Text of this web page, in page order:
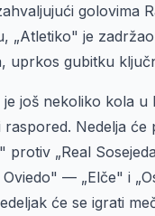
golovima
„Atletiko" je
uprkos gubitku
je još nekoliko kola u
Nedelja će
protiv „Real
Oviedo" — „Elče" i
će se igrati